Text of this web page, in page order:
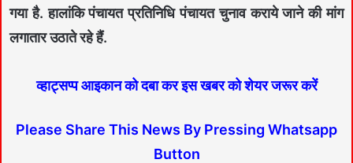
गया है. हालांकि पंचायत प्रतिनिधि पंचायत चुनाव कराये जाने की मांग
लगातार उठाते रहे हैं.
व्हाट्सप्प आइकान को दबा कर इस खबर को शेयर जरूर करें
Please Share This News By Pressing Whatsapp
Button